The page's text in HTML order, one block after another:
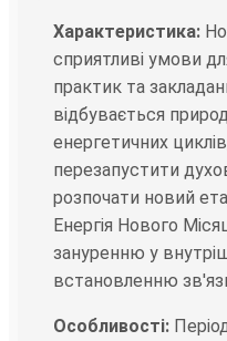
Характеристика:
сприятливі умови
практик та
відбувається
енергетичних
перезапустити
розпочати новий
Енергія Нового
зануренню у
встановленню
Особливості: